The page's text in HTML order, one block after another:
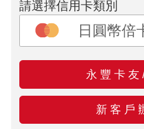
請選擇信用卡類別
永豐卡
新客戶